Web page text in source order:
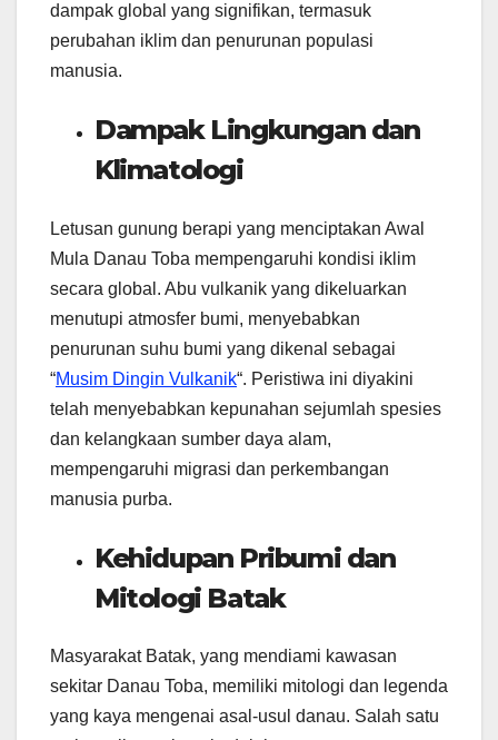
dampak global yang signifikan, termasuk
perubahan iklim dan penurunan populasi
manusia.
Dampak Lingkungan dan
Klimatologi
Letusan gunung berapi yang menciptakan Awal
Mula Danau Toba mempengaruhi kondisi iklim
secara global. Abu vulkanik yang dikeluarkan
menutupi atmosfer bumi, menyebabkan
penurunan suhu bumi yang dikenal sebagai
“Musim Dingin Vulkanik“. Peristiwa ini diyakini
telah menyebabkan kepunahan sejumlah spesies
dan kelangkaan sumber daya alam,
mempengaruhi migrasi dan perkembangan
manusia purba.
Kehidupan Pribumi dan
Mitologi Batak
Masyarakat Batak, yang mendiami kawasan
sekitar Danau Toba, memiliki mitologi dan legenda
yang kaya mengenai asal-usul danau. Salah satu